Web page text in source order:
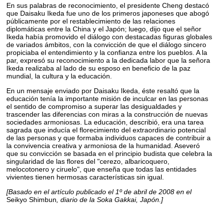
En sus palabras de reconocimiento, el presidente Cheng destacó
que Daisaku Ikeda fue uno de los primeros japoneses que abogó
públicamente por el restablecimiento de las relaciones
diplomáticas entre la China y el Japón; luego, dijo que el señor
Ikeda había promovido el diálogo con destacadas figuras globales
de variados ámbitos, con la convicción de que el diálogo sincero
propiciaba el entendimiento y la confianza entre los pueblos. A la
par, expresó su reconocimiento a la dedicada labor que la señora
Ikeda realizaba al lado de su esposo en beneficio de la paz
mundial, la cultura y la educación.
En un mensaje enviado por Daisaku Ikeda, éste resaltó que la
educación tenía la importante misión de inculcar en las personas
el sentido de compromiso a superar las desigualdades y
trascender las diferencias con miras a la construcción de nuevas
sociedades armoniosas. La educación, describió, era una tarea
sagrada que inducía el florecimiento del extraordinario potencial
de las personas y que formaba individuos capaces de contribuir a
la convivencia creativa y armoniosa de la humanidad. Aseveró
que su convicción se basada en el principio budista que celebra la
singularidad de las flores del "cerezo, albaricoquero,
melocotonero y ciruelo", que enseña que todas las entidades
vivientes tienen hermosas características sin igual.
[Basado en el artículo publicado el 1º de abril de 2008 en el
Seikyo Shimbun , diario de la Soka Gakkai, Japón.]